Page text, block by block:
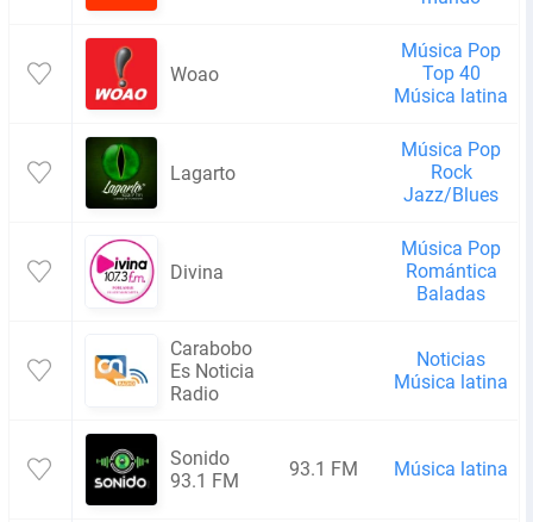
Woao
Música Pop
Top 40
Música latina
Lagarto
Música Pop
Rock
Jazz/Blues
Divina
Música Pop
Romántica
Baladas
Carabobo
Es Noticia
Radio
Noticias
Música latina
Sonido
93.1 FM
93.1 FM Música latina